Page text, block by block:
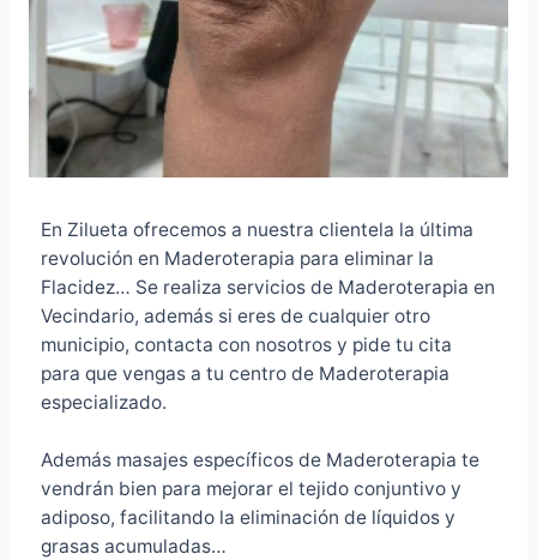
En Zilueta ofrecemos a nuestra clientela la última
revolución en Maderoterapia para eliminar la
Flacidez… Se realiza servicios de Maderoterapia en
Vecindario, además si eres de cualquier otro
municipio, contacta con nosotros y pide tu cita
para que vengas a tu centro de Maderoterapia
especializado.
Además masajes específicos de Maderoterapia te
vendrán bien para mejorar el tejido conjuntivo y
adiposo, facilitando la eliminación de líquidos y
grasas acumuladas…